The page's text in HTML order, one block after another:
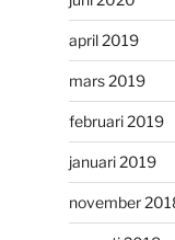
april 2019
mars 2019
februari 2019
januari 2019
november